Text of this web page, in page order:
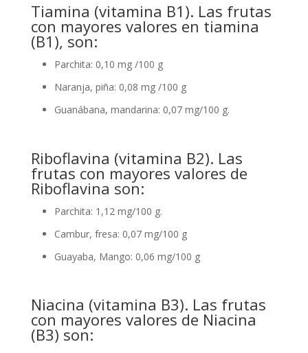
Tiamina (vitamina B1). Las frutas
con mayores valores en tiamina
(B1), son:
Parchita: 0,10 mg /100 g
Naranja, piña: 0,08 mg /100 g
Guanábana, mandarina: 0,07 mg/100 g.
Riboflavina (vitamina B2). Las
frutas con mayores valores de
Riboflavina son:
Parchita: 1,12 mg/100 g.
Cambur, fresa: 0,07 mg/100 g
Guayaba, Mango: 0,06 mg/100 g
Niacina (vitamina B3). Las frutas
con mayores valores de Niacina
(B3) son: